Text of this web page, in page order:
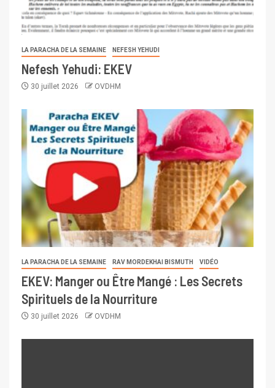
LA PARACHA DE LA SEMAINE NEFESH YEHUDI
Nefesh Yehudi: EKEV
30 juillet 2026 OVDHM
LA PARACHA DE LA SEMAINE RAV MORDEKHAI BISMUTH VIDÉO
EKEV: Manger ou Être Mangé : Les Secrets
Spirituels de la Nourriture
30 juillet 2026 OVDHM